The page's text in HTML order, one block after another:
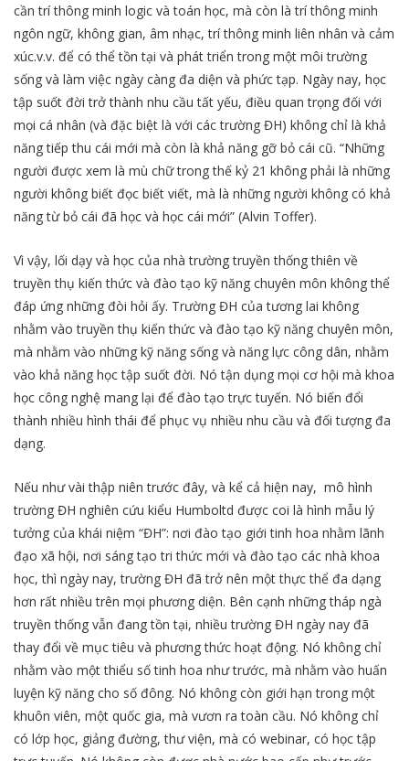
cần trí thông minh logic và toán học, mà còn là trí thông minh
ngôn ngữ, không gian, âm nhạc, trí thông minh liên nhân và cảm
xúc.v.v. để có thể tồn tại và phát triển trong một môi trường
sống và làm việc ngày càng đa diện và phức tạp. Ngày nay, học
tập suốt đời trở thành nhu cầu tất yếu, điều quan trọng đối với
mọi cá nhân (và đặc biệt là với các trường ĐH) không chỉ là khả
năng tiếp thu cái mới mà còn là khả năng gỡ bỏ cái cũ. “Những
người được xem là mù chữ trong thế kỷ 21 không phải là những
người không biết đọc biết viết, mà là những người không có khả
năng từ bỏ cái đã học và học cái mới” (Alvin Toffer).
Vì vậy, lối dạy và học của nhà trường truyền thống thiên về
truyền thụ kiến thức và đào tạo kỹ năng chuyên môn không thể
đáp ứng những đòi hỏi ấy. Trường ĐH của tương lai không
nhằm vào truyền thụ kiến thức và đào tạo kỹ năng chuyên môn,
mà nhằm vào những kỹ năng sống và năng lực công dân, nhằm
vào khả năng học tập suốt đời. Nó tận dụng mọi cơ hội mà khoa
học công nghệ mang lại để đào tạo trực tuyến. Nó biến đổi
thành nhiều hình thái để phục vụ nhiều nhu cầu và đối tượng đa
dạng.
Nếu như vài thập niên trước đây, và kể cả hiện nay, mô hình
trường ĐH nghiên cứu kiểu Humboltd được coi là hình mẫu lý
tưởng của khái niệm “ĐH”: nơi đào tạo giới tinh hoa nhằm lãnh
đạo xã hội, nơi sáng tạo tri thức mới và đào tạo các nhà khoa
học, thì ngày nay, trường ĐH đã trở nên một thực thể đa dạng
hơn rất nhiều trên mọi phương diện. Bên cạnh những tháp ngà
truyền thống vẫn đang tồn tại, nhiều trường ĐH ngày nay đã
thay đổi về mục tiêu và phương thức hoạt động. Nó không chỉ
nhằm vào một thiểu số tinh hoa như trước, mà nhằm vào huấn
luyện kỹ năng cho số đông. Nó không còn giới hạn trong một
khuôn viên, một quốc gia, mà vươn ra toàn cầu. Nó không chỉ
có lớp học, giảng đường, thư viện, mà có webinar, có học tập